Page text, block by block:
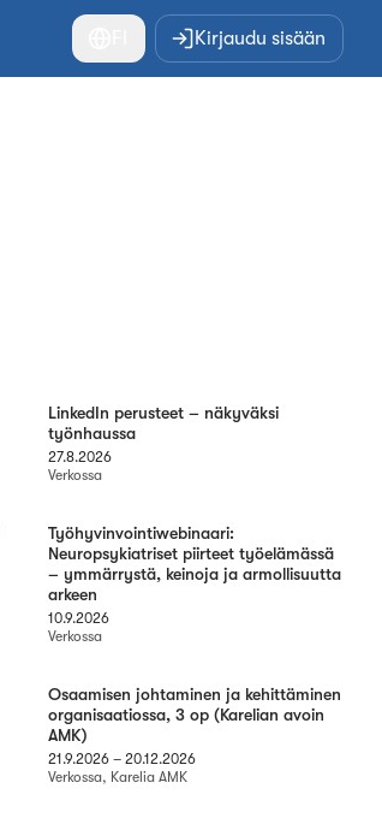
Kirjaudu sisään
LinkedIn perusteet – näkyväksi
työnhaussa
27.8.2026
Verkossa
Työhyvinvointiwebinaari:
Neuropsykiatriset piirteet työelämässä
– ymmärrystä, keinoja ja armollisuutta
arkeen
10.9.2026
Verkossa
Osaamisen johtaminen ja kehittäminen
organisaatiossa, 3 op (Karelian avoin
AMK)
21.9.2026 – 20.12.2026
Verkossa, Karelia AMK